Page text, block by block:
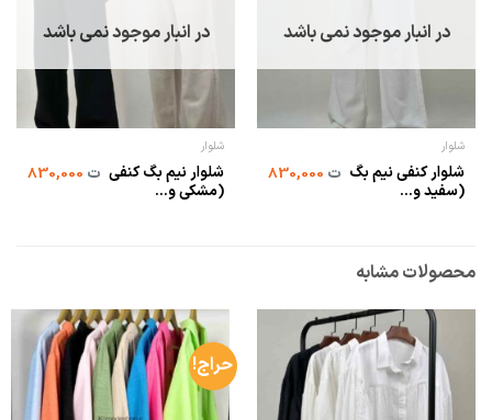
در انبار موجود نمی باشد
شلوار
شلوار کنفی نیم بگ
(سفید و...
ت830,000
در انبار موجود نمی باشد
شلوار
شلوار نیم بگ کنفی
(مشکی و...
ت830,000
محصولات مشابه
حراج!